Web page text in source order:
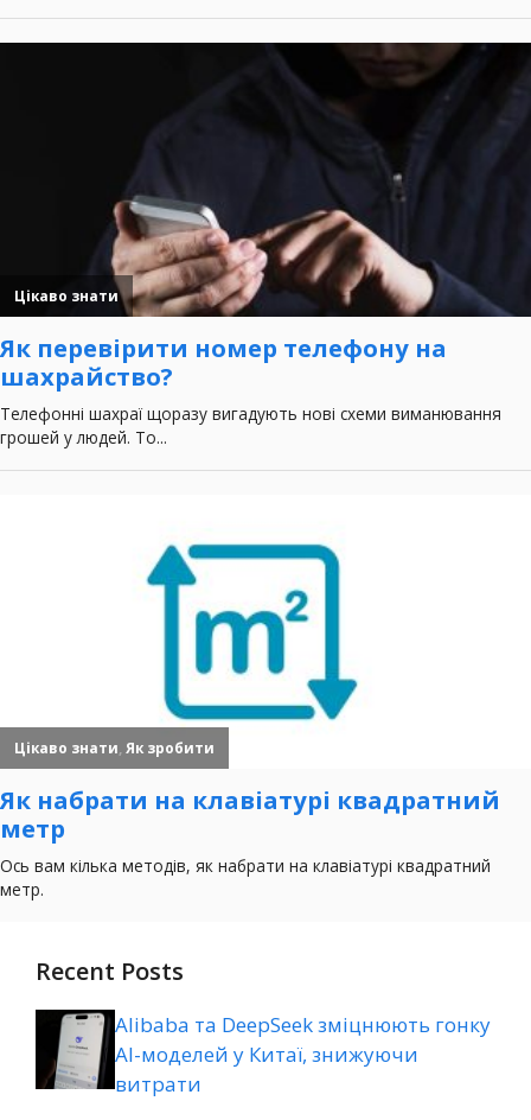
Recent Posts
Alibaba та DeepSeek зміцнюють гонку
AI-моделей у Китаї, знижуючи
витрати